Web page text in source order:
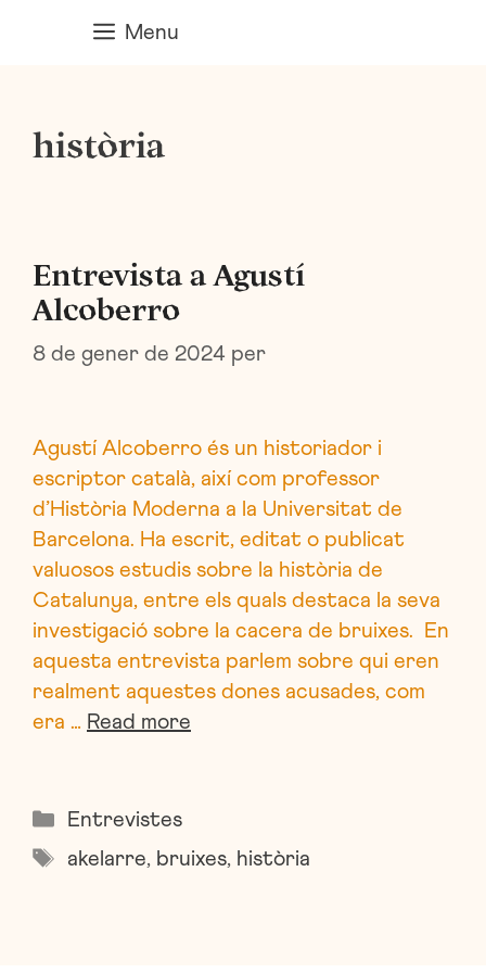
Menu
història
Entrevista a Agustí
Alcoberro
8 de gener de 2024 per
Agustí Alcoberro és un historiador i
escriptor català, així com professor
d’Història Moderna a la Universitat de
Barcelona. Ha escrit, editat o publicat
valuosos estudis sobre la història de
Catalunya, entre els quals destaca la seva
investigació sobre la cacera de bruixes. En
aquesta entrevista parlem sobre qui eren
realment aquestes dones acusades, com
era … Read more
Categories
Entrevistes
Etiquetes
akelarre, bruixes, història